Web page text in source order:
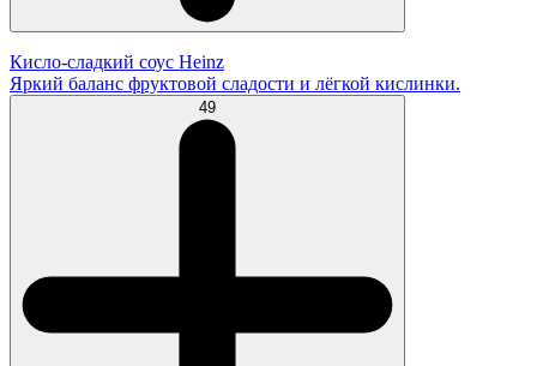
Кисло-сладкий соус Heinz
Яркий баланс фруктовой сладости и лёгкой кислинки.
49